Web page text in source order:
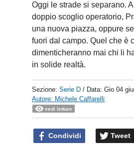
Oggi le strade si separano.
doppio scoglio operatorio,
una nuova piazza, oppure
fuori dal campo. Quel che è
dimenticheranno mai chi li
in solide realtà.
Sezione:Serie D / Data:Gio 04
Autore: Michele Caffarelli
vedi letture
Condividi Tweet